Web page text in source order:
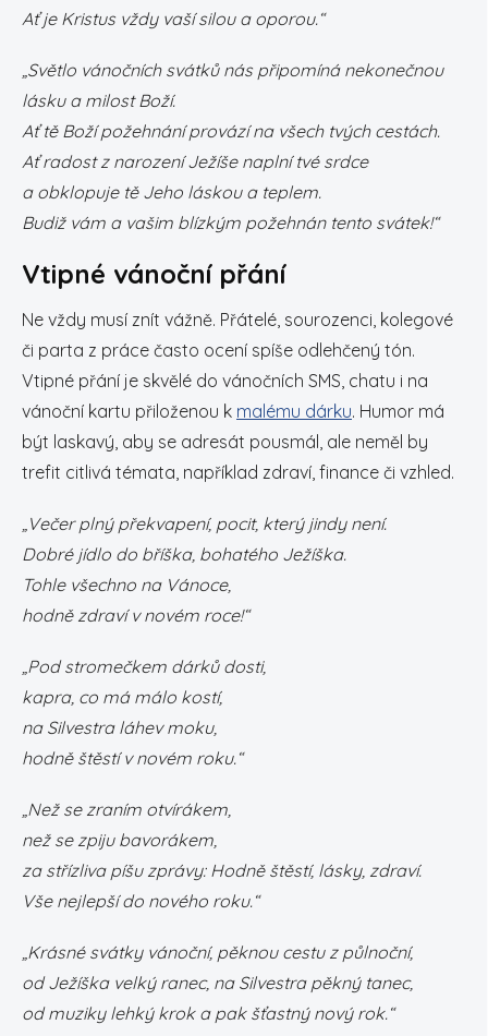
Ať je Kristus vždy vaší silou a oporou.“
„Světlo vánočních svátků nás připomíná nekonečnou
lásku a milost Boží.
Ať tě Boží požehnání provází na všech tvých cestách.
Ať radost z narození Ježíše naplní tvé srdce
a obklopuje tě Jeho láskou a teplem.
Budiž vám a vašim blízkým požehnán tento svátek!“
Vtipné vánoční přání
Ne vždy musí znít vážně. Přátelé, sourozenci, kolegové
či parta z práce často ocení spíše odlehčený tón.
Vtipné přání je skvělé do vánočních SMS, chatu i na
vánoční kartu přiloženou k malému dárku. Humor má
být laskavý, aby se adresát pousmál, ale neměl by
trefit citlivá témata, například zdraví, finance či vzhled.
„Večer plný překvapení, pocit, který jindy není.
Dobré jídlo do bříška, bohatého Ježíška.
Tohle všechno na Vánoce,
hodně zdraví v novém roce!“
„Pod stromečkem dárků dosti,
kapra, co má málo kostí,
na Silvestra láhev moku,
hodně štěstí v novém roku.“
„Než se zraním otvírákem,
než se zpiju bavorákem,
za střízliva píšu zprávy: Hodně štěstí, lásky, zdraví.
Vše nejlepší do nového roku.“
„Krásné svátky vánoční, pěknou cestu z půlnoční,
od Ježíška velký ranec, na Silvestra pěkný tanec,
od muziky lehký krok a pak šťastný nový rok.“